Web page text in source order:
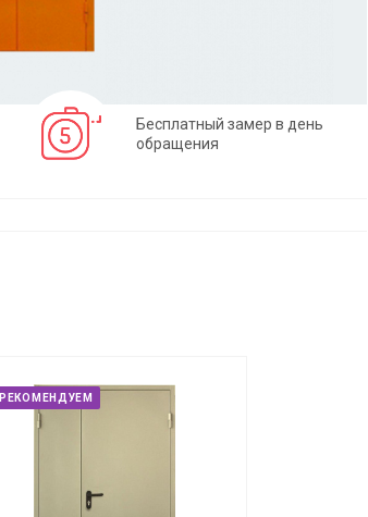
Бесплатный замер в день
обращения
РЕКОМЕНДУЕМ